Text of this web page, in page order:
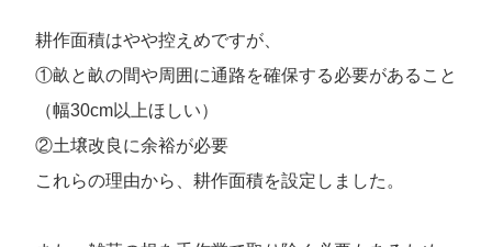
耕作面積はやや控えめですが、
①畝と畝の間や周囲に通路を確保する必要があること
（幅30cm以上ほしい）
②土壌改良に余裕が必要
これらの理由から、耕作面積を設定しました。